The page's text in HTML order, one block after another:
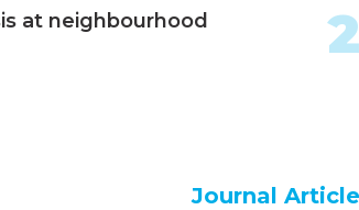
at neighbourhood
2
Journal Article